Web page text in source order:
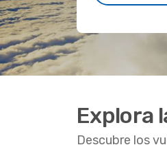
Explora
Descubre los